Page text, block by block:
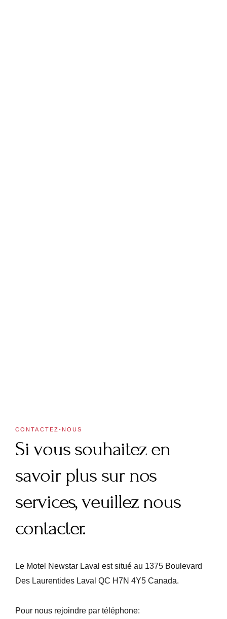
CONTACTEZ-NOUS
Si vous souhaitez en
savoir plus sur nos
services, veuillez nous
contacter.
Le Motel Newstar Laval est situé au 1375 Boulevard
Des Laurentides Laval QC H7N 4Y5 Canada.
Pour nous rejoindre par téléphone: